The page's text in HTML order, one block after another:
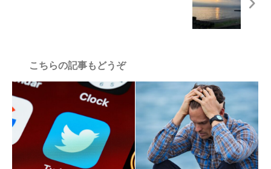
こちらの記事もどうぞ